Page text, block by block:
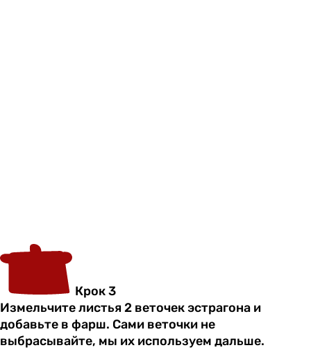
Крок 3
Измельчите листья 2 веточек эстрагона и
добавьте в фарш. Сами веточки не
выбрасывайте, мы их используем дальше.